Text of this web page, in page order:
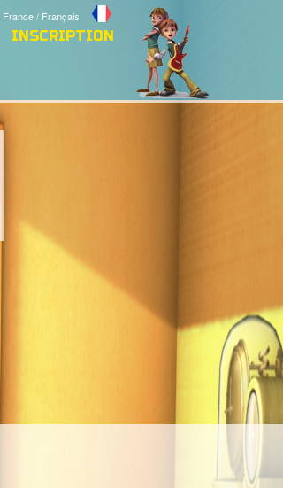
France / Français
INSCRIPTION